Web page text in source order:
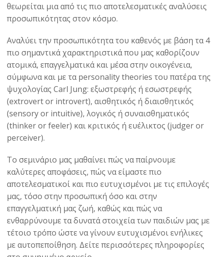
θεωρείται μια από τις πιο αποτελεσματικές αναλύσεις
προσωπικότητας στον κόσμο.
Αναλύει την προσωπικότητα του καθενός με βάση τα 4
πιο σημαντικά χαρακτηριστικά που μας καθορίζουν
ατομικά, επαγγελματικά και μέσα στην οικογένεια,
σύμφωνα και με τα personality theories του πατέρα της
ψυχολογίας Carl Jung: εξωστρεφής ή εσωστρεφής
(extrovert or introvert), αισθητικός ή διαισθητικός
(sensory or intuitive), λογικός ή συναισθηματικός
(thinker or feeler) και κριτικός ή ευέλικτος (judger or
perceiver).
Το σεμινάριο μας μαθαίνει πώς να παίρνουμε
καλύτερες αποφάσεις, πώς να είμαστε πιο
αποτελεσματικοί και πιο ευτυχισμένοι με τις επιλογές
μας, τόσο στην προσωπική όσο και στην
επαγγελματική μας ζωή, καθώς και πώς να
ενθαρρύνουμε τα δυνατά στοιχεία των παιδιών μας με
τέτοιο τρόπο ώστε να γίνουν ευτυχισμένοι ενήλικες
με αυτοπεποίθηση. Δείτε περισσότερες πληροφορίες